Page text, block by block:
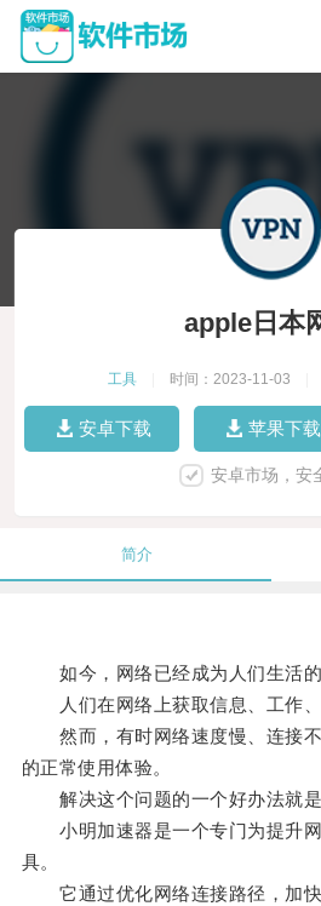
apple日本
工具 时间：2023-11-03
安卓下载 苹果下载
安卓市场，安
简介
如今，网络已经成为人们生活的
人们在网络上获取信息、工作、
然而，有时网络速度慢、连接不
的正常使用体验。
解决这个问题的一个好办法就是
小明加速器是一个专门为提升网
具。
它通过优化网络连接路径，加快